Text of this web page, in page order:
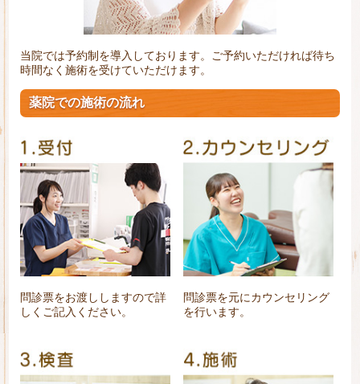
当院では予約制を導入しております。ご予約いただければ待ち
時間なく施術を受けていただけます。
薬院での施術の流れ
問診票をお渡ししますので詳
しくご記入ください。
問診票を元にカウンセリング
を行います。